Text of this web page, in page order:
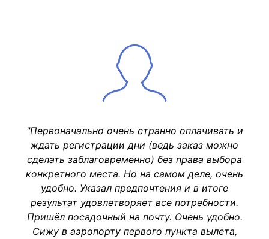
"Первоначально очень странно оплачивать и
ждать регистрации дни (ведь заказ можно
сделать заблаговременно) без права выбора
конкретного места. Но на самом деле, очень
удобно. Указал предпочтения и в итоге
результат удовлетворяет все потребности.
Пришёл посадочный на почту. Очень удобно.
Сижу в аэропорту первого пункта вылета,